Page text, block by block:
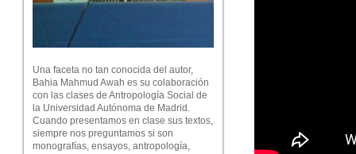
Una faceta no tan conocida del autor,
Bahia Mahmud Awah es su colaboración
con las clases de Antropología Social de
la Universidad Autónoma de Madrid.
Cuando presentamos en clase sus textos,
siempre nos preguntamos si son
monografías, ensayos, antropología,